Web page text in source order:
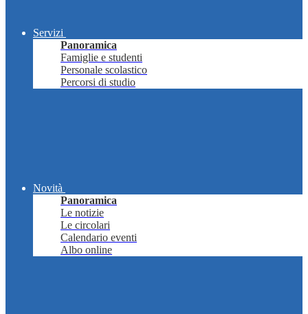
Servizi
Panoramica
Famiglie e studenti
Personale scolastico
Percorsi di studio
Novità
Panoramica
Le notizie
Le circolari
Calendario eventi
Albo online